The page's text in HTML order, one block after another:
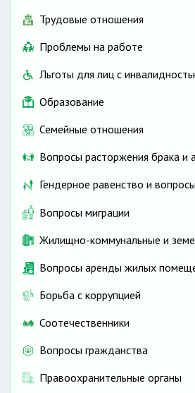
Трудовые отношения
Проблемы на работе
Льготы для лиц с
Образование
Семейные отношения
Вопросы расторжения брака и
Гендерное равенство и
Вопросы миграции
Жилищно-коммунальные и
Вопросы аренды жилых
Борьба с коррупцией
Соотечественники
Вопросы гражданства
Правоохранительные органы